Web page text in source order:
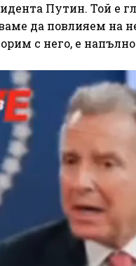
Путин. Той е
да повлияем на
с него, е напълно